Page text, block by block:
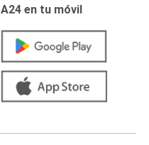
A24 en tu móvil